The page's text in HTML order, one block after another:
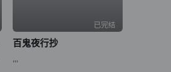
已完结
百鬼夜行抄
,,,